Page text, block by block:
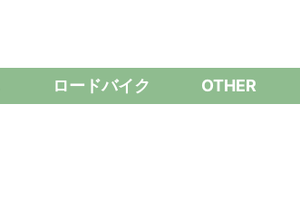
ロードバイク OTHER